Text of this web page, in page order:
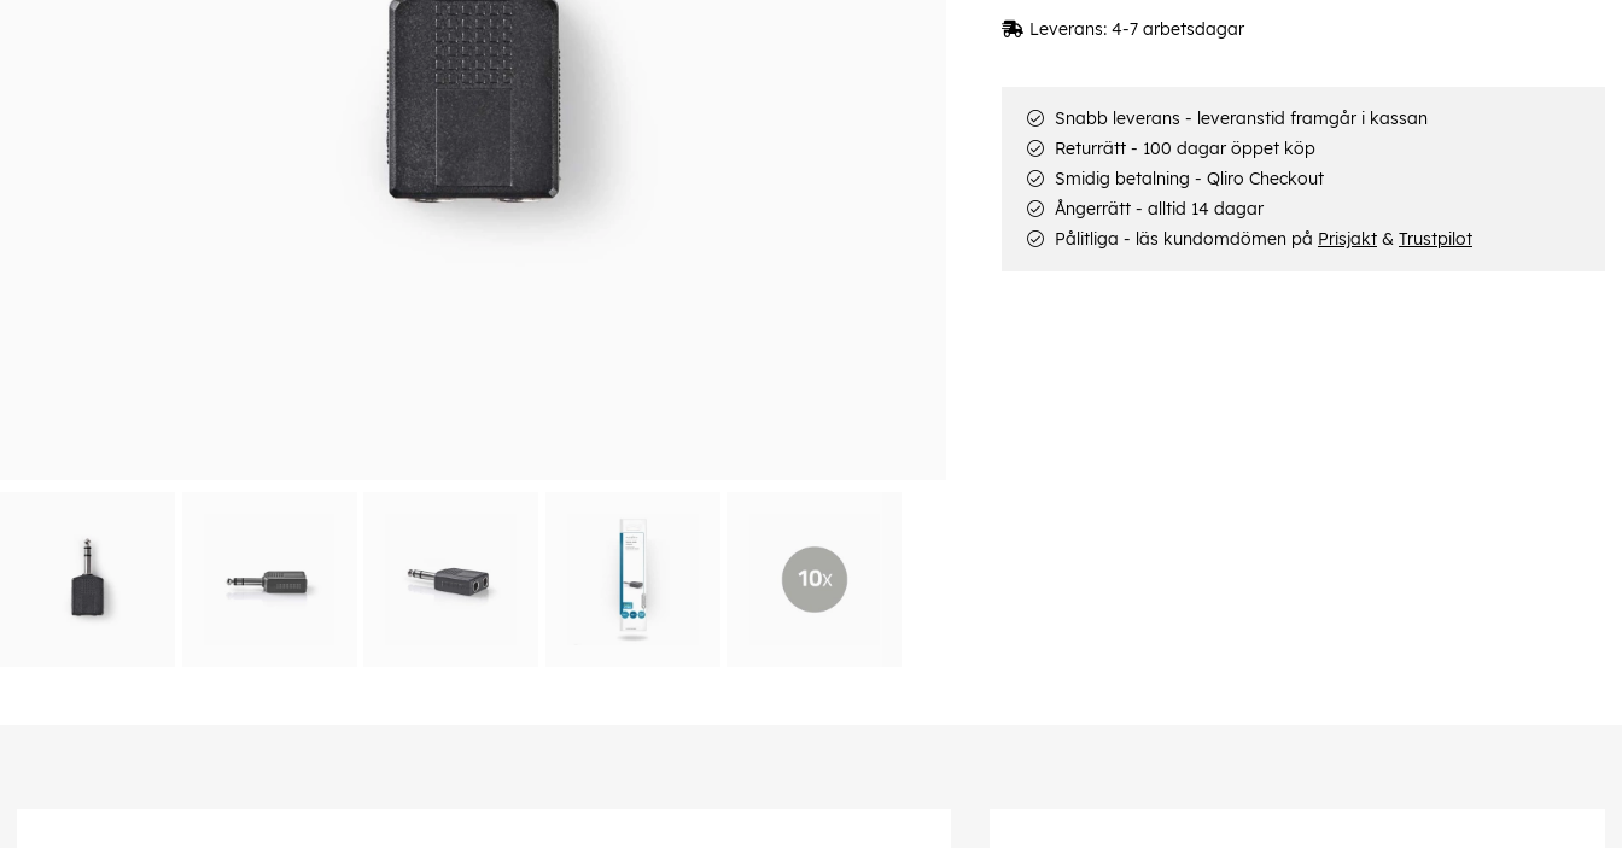
Leverans: 4-7 arbetsdagar
Snabb leverans - leveranstid framgår i kassan
Returrätt - 100 dagar öppet köp
Smidig betalning - Qliro Checkout
Ångerrätt - alltid 14 dagar
Pålitliga - läs kundomdömen på Prisjakt& Trustpilot